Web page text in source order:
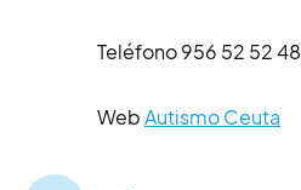
Teléfono 956 52 52 48
WebAutismo Ceuta